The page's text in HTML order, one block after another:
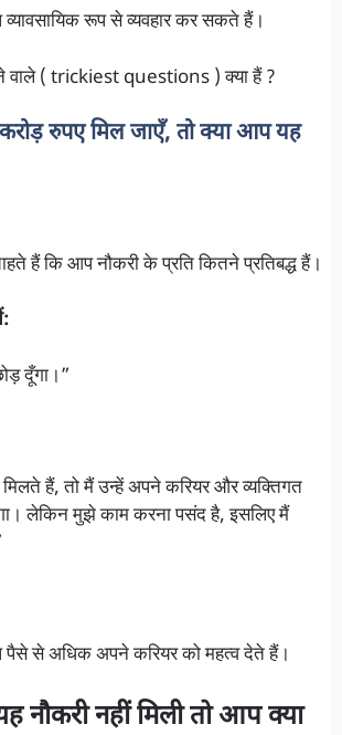
रूप से व्यवहार कर सकते हैं।
वाले ( trickiest questions ) क्या हैं ?
रुपए मिल जाएँ, तो क्या आप यह
हैं कि आप नौकरी के प्रति कितने प्रतिबद्ध हैं।
दूँगा।”
हैं, तो मैं उन्हें अपने करियर और व्यक्तिगत
लेकिन मुझे काम करना पसंद है, इसलिए मैं
पैसे से अधिक अपने करियर को महत्व देते हैं।
नहीं मिली तो आप क्या